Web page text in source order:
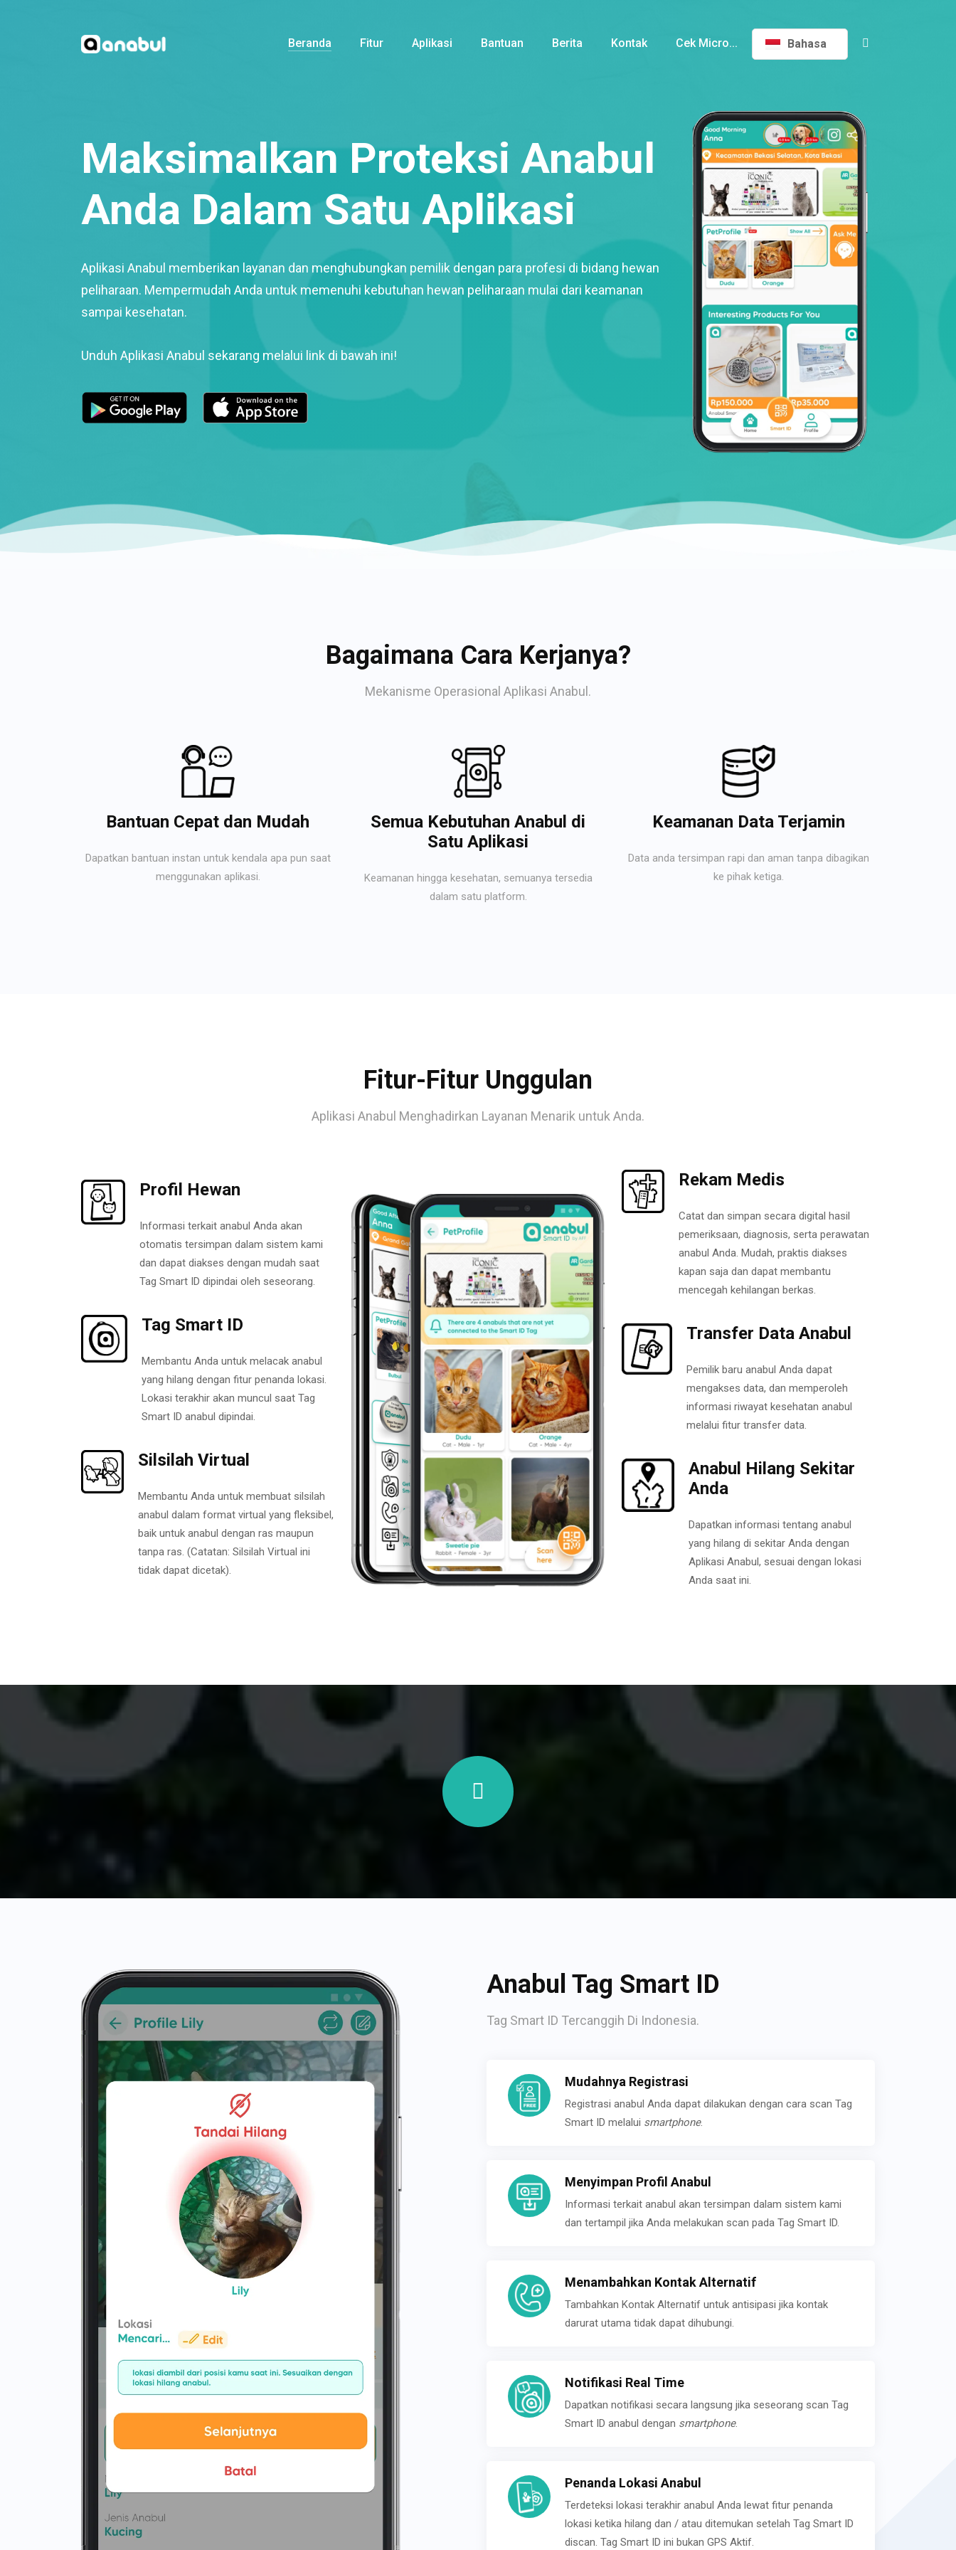
Beranda Fitur Aplikasi Bantuan Berita Kontak Cek Micro... Bahasa
Maksimalkan Proteksi Anabul
Anda Dalam Satu Aplikasi
Aplikasi Anabul memberikan layanan dan menghubungkan pemilik dengan para profesi di bidang hewan
peliharaan. Mempermudah Anda untuk memenuhi kebutuhan hewan peliharaan mulai dari keamanan
sampai kesehatan.
Unduh Aplikasi Anabul sekarang melalui link di bawah ini!
Bagaimana Cara Kerjanya?
Mekanisme Operasional Aplikasi Anabul.
Bantuan Cepat dan Mudah
Dapatkan bantuan instan untuk kendala apa pun saat
menggunakan aplikasi.
Semua Kebutuhan Anabul di
Satu Aplikasi
Keamanan hingga kesehatan, semuanya tersedia
dalam satu platform.
Keamanan Data Terjamin
Data anda tersimpan rapi dan aman tanpa dibagikan
ke pihak ketiga.
Fitur-Fitur Unggulan
Aplikasi Anabul Menghadirkan Layanan Menarik untuk Anda.
Profil Hewan
Informasi terkait anabul Anda akan
otomatis tersimpan dalam sistem kami
dan dapat diakses dengan mudah saat
Tag Smart ID dipindai oleh seseorang.
Tag Smart ID
Membantu Anda untuk melacak anabul
yang hilang dengan fitur penanda lokasi.
Lokasi terakhir akan muncul saat Tag
Smart ID anabul dipindai.
Silsilah Virtual
Membantu Anda untuk membuat silsilah
anabul dalam format virtual yang fleksibel,
baik untuk anabul dengan ras maupun
tanpa ras. (Catatan: Silsilah Virtual ini
tidak dapat dicetak).
Rekam Medis
Catat dan simpan secara digital hasil
pemeriksaan, diagnosis, serta perawatan
anabul Anda. Mudah, praktis diakses
kapan saja dan dapat membantu
mencegah kehilangan berkas.
Transfer Data Anabul
Pemilik baru anabul Anda dapat
mengakses data, dan memperoleh
informasi riwayat kesehatan anabul
melalui fitur transfer data.
Anabul Hilang Sekitar
Anda
Dapatkan informasi tentang anabul
yang hilang di sekitar Anda dengan
Aplikasi Anabul, sesuai dengan lokasi
Anda saat ini.
Anabul Tag Smart ID
Tag Smart ID Tercanggih Di Indonesia.
Mudahnya Registrasi
Registrasi anabul Anda dapat dilakukan dengan cara scan Tag
Smart ID melalui smartphone.
Menyimpan Profil Anabul
Informasi terkait anabul akan tersimpan dalam sistem kami
dan tertampil jika Anda melakukan scan pada Tag Smart ID.
Menambahkan Kontak Alternatif
Tambahkan Kontak Alternatif untuk antisipasi jika kontak
darurat utama tidak dapat dihubungi.
Notifikasi Real Time
Dapatkan notifikasi secara langsung jika seseorang scan Tag
Smart ID anabul dengan smartphone.
Penanda Lokasi Anabul
Terdeteksi lokasi terakhir anabul Anda lewat fitur penanda
lokasi ketika hilang dan / atau ditemukan setelah Tag Smart ID
discan. Tag Smart ID ini bukan GPS Aktif.